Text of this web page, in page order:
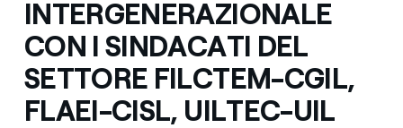
INTERGENERAZIONALE
CON I SINDACATI DEL
SETTORE FILCTEM-CGIL,
FLAEI-CISL, UILTEC-UIL